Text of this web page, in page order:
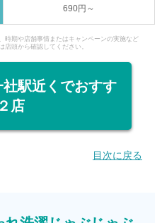
690円～
時期や店舗事情またはキャンペーンの実施など
店頭から確認してください。
駅近くでおすす
店
目次に戻る